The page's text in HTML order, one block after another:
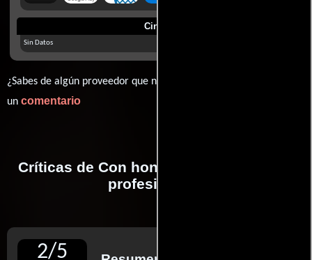
Cines
Sin Datos
¿Sabes de algún proveedor que no estamos mostrando? déjanos
un comentario
Críticas de Con honores realizadas por
profesionales
2/5